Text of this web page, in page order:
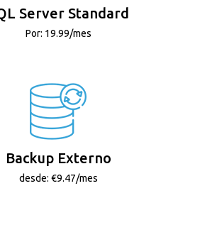
Server Standard
Por: 19.99/mes
Backup Externo
desde: €9.47/mes